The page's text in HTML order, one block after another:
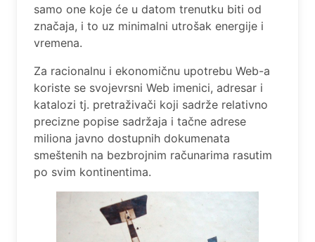
samo one koje će u datom trenutku biti od
značaja, i to uz minimalni utrošak energije i
vremena.
Za racionalnu i ekonomičnu upotrebu Web-a
koriste se svojevrsni Web imenici, adresar i
katalozi tj. pretraživači koji sadrže relativno
precizne popise sadržaja i tačne adrese
miliona javno dostupnih dokumenata
smeštenih na bezbrojnim računarima rasutim
po svim kontinentima.